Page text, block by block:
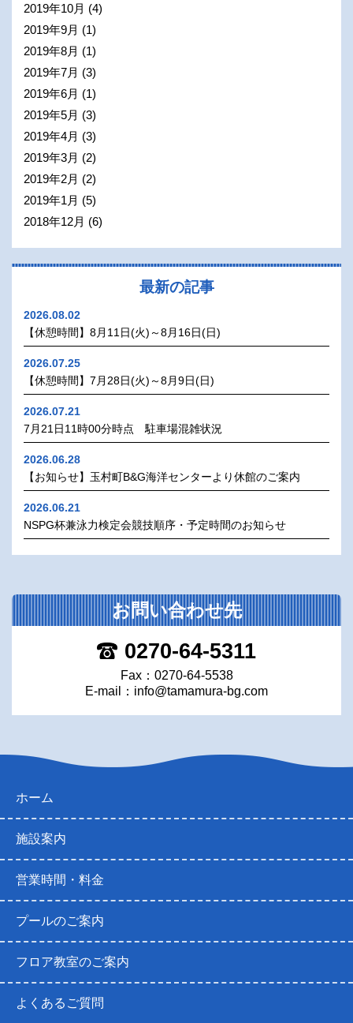
2019年10月 (4)
2019年9月 (1)
2019年8月 (1)
2019年7月 (3)
2019年6月 (1)
2019年5月 (3)
2019年4月 (3)
2019年3月 (2)
2019年2月 (2)
2019年1月 (5)
2018年12月 (6)
最新の記事
2026.08.02
【休憩時間】8月11日(火)～8月16日(日)
2026.07.25
【休憩時間】7月28日(火)～8月9日(日)
2026.07.21
7月21日11時00分時点 駐車場混雑状況
2026.06.28
【お知らせ】玉村町B&G海洋センターより休館のご案内
2026.06.21
NSPG杯兼泳力検定会競技順序・予定時間のお知らせ
お問い合わせ先
0270-64-5311
Fax：0270-64-5538
E-mail： info@tamamura-bg.com
ホーム
施設案内
営業時間・料金
プールのご案内
フロア教室のご案内
よくあるご質問